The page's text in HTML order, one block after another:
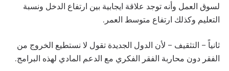
لسوق العمل وأنه توجد علاقة ايجابية بين ارتفاع الدخل ونسبة
التعليم وكذلك ارتفاع متوسط العمر.
ثانياً – التثقيف – لأن الدول الجديدة تقول لا نستطيع الخروج من
الفقر دون محاربة الفقر الفكري مع الدعم المادي لهذه البرامج.